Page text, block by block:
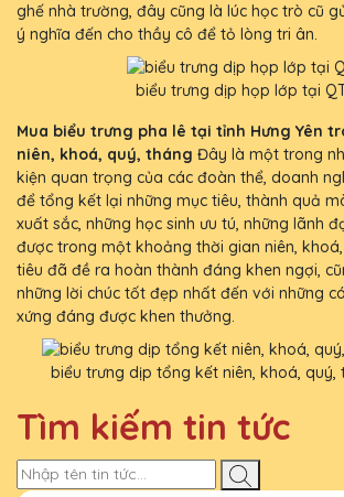
ghế nhà trường, đây cũng là lúc học trò cũ
ý nghĩa đến cho thầy cô để tỏ lòng tri ân.
biểu trưng dịp họp lớp tại
Mua biểu trưng pha lê tại tỉnh Hưng Yên
niên, khoá, quý, tháng Đây là một trong
kiện quan trọng của các đoàn thể, doanh
để tổng kết lại những mục tiêu, thành quả
xuất sắc, những học sinh ưu tú, những lãnh
được trong một khoảng thời gian niên,
tiêu đã đề ra hoàn thành đáng khen ngợi,
những lời chúc tốt đẹp nhất đến với những
xứng đáng được khen thưởng.
biểu trưng dịp tổng kết niên, khoá, quý,
Tìm kiếm tin tức